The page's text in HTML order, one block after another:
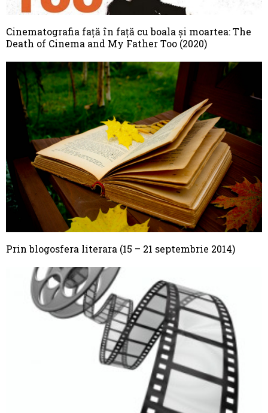
Cinematografia față în față cu boala și moartea: The
Death of Cinema and My Father Too (2020)
Prin blogosfera literara (15 – 21 septembrie 2014)